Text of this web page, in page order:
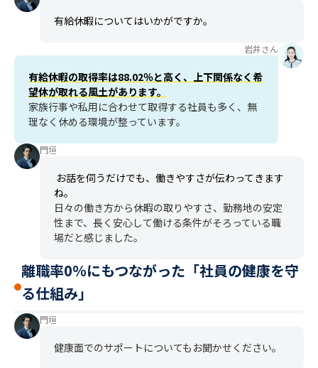
有給休暇についてはいかがですか。
岩井さん
有給休暇の取得率は88.02％と高く、上下関係なく希
望休が取れる風土があります。
家族行事や私用に合わせて取得する社員も多く、無
理なく休める環境が整っています。
門垣
お話を伺うだけでも、働きやすさが伝わってきます
ね。
日々の働き方から休暇の取りやすさ、勤務地の安定
性まで、長く安心して働ける条件がそろっている職
場だと感じました。
離職率0％にもつながった「社員の健康を守
る仕組み」
門垣
健康面でのサポートについてもお聞かせください。